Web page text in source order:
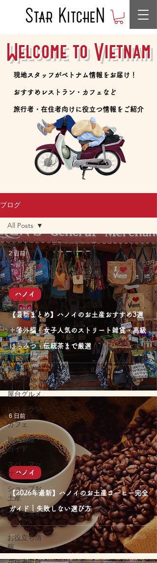
Welcome to Vietnam
​現地スタッフがベトナム情報をお届け！
​おすすめレストラン・カフェなど
​旅行者・在住者向けに役立つ情報をご紹介
ブログ
All Posts
スターキッ
チン
ホーチミン
ハノイ
ダナン
ホイアン
観光スポッ
ト・エリア
旅行アクテ
ィビティ
屋台グルメ
レストラン
カフェ
旅行情報・
ガイド
スパ・マッ
サージ
ショップお
土産
ナイトスポ
ット
お役立ち情
報
All Posts
【最新まとめ】ハノイのお土産おすすめ3選
＋番外編！女子人気のストリート雑貨・高級
はちみつ・伝統茶まで厳選
ハノイ
2 日前
【2026年最新】ハノイのお土産コーヒー完全
ガイド｜失敗しない選び方
ハノイ
6 日前